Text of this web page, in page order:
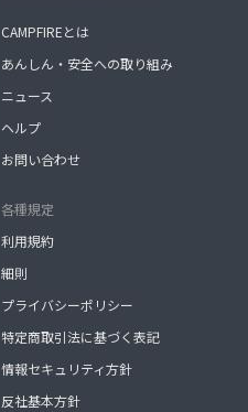
CAMPFIREとは
あんしん・安全への取り組み
ニュース
ヘルプ
お問い合わせ
各種規定
利用規約
細則
プライバシーポリシー
特定商取引法に基づく表記
情報セキュリティ方針
反社基本方針